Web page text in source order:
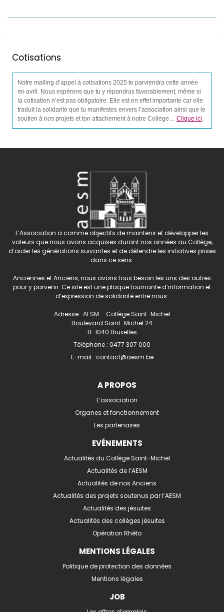
Cotisations
Notre mailing d’appel à cotisations 2025 te parviendra cette année
mi-avril. Nous espérons que tu y répondras favorablement, même si
la cotisation n’est pas obligatoire. Elle est en effet importante car elle
traduit la solidarité que tu manifestes envers l’association ainsi que le
soutien à nos projets et ton attachement à notre Collège… Clique ici.
L’Association a comme objectifs de maintenir et développer les
valeurs que nous avons acquises durant nos années au Collège,
d’aider les générations suivantes et de défendre les initiatives prises
dans ce sens.
Anciennes et Anciens, nous avons tous besoin les uns des autres
pour y parvenir. Ce site est une plaque tournante d’information et
d’expression de solidarité entre nous.
Adresse : AESM – Collège Saint-Michel
Boulevard Saint-Michel 24
B-1040 Bruxelles
Téléphone : 0477 307 000
E-mail : contact@aesm.be
A PROPOS
L’association
Organes et fonctionnement
Les partenaires
EVÉNEMENTS
Actualités du Collège Saint-Michel
Actualités de l’AESM
Actualités de nos Anciens
Actualités des projets soutenus par l’AESM
Actualités des jésuites
Actualités des collèges jésuites
Opération Rhéto
MENTIONS LÉGALES
Politique de protection des données
Mentions légales
JOB